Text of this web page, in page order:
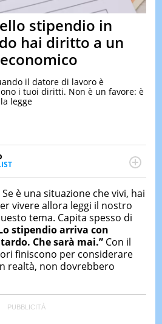
&
TEST
DI
DI
IERI
stipendio in
hai diritto a un
il datore di lavoro è
i tuoi diritti. Non è un favore: è
legge
Master in Marketing Management
di contenuti in ottica SEO e
marketing attraverso
è una situazione che vivi, hai
vivere allora leggi il nostro
tema. Capita spesso di
stipendio arriva con
Che sarà mai.”Con il
finiscono per considerare
realtà, non dovrebbero